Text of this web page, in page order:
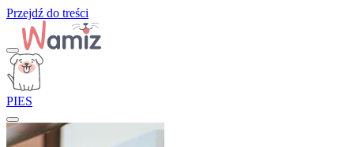
Przejdź do treści
PIES